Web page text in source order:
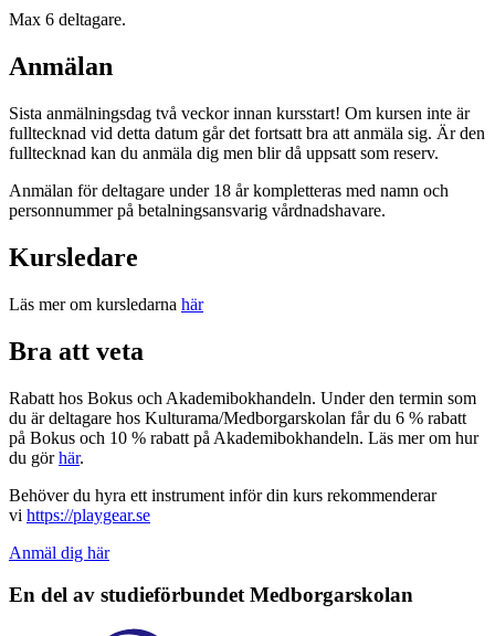
Max 6 deltagare.
Anmälan
Sista anmälningsdag två veckor innan kursstart! Om kursen inte är
fulltecknad vid detta datum går det fortsatt bra att anmäla sig. Är den
fulltecknad kan du anmäla dig men blir då uppsatt som reserv.
Anmälan för deltagare under 18 år kompletteras med namn och
personnummer på betalningsansvarig vårdnadshavare.
Kursledare
Läs mer om kursledarna här
Bra att veta
Rabatt hos Bokus och Akademibokhandeln. Under den termin som
du är deltagare hos Kulturama/Medborgarskolan får du 6 % rabatt
på Bokus och 10 % rabatt på Akademibokhandeln. Läs mer om hur
du görhär.
Behöver du hyra ett instrument inför din kurs rekommenderar
vi https://playgear.se
Anmäl dig här
En del av studieförbundet Medborgarskolan